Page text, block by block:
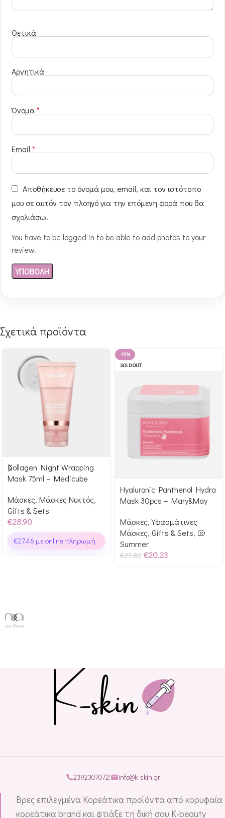
Θετικά
Αρνητικά
Όνομα*
Email *
Αποθήκευσε το όνομά μου, email, και τον ιστότοπο
μου σε αυτόν τον πλοηγό για την επόμενη φορά που θα
σχολιάσω.
You have to be logged in to be able to add photos to your
review.
Σχετικά προϊόντα
Αγόρασε & κέρδισε 289
Glow Points!
Collagen Night Wrapping
Mask 75ml – Medicube
Μάσκες, Μάσκες Νυκτός,
Gifts & Sets
€28.90
€27.46 με online πληρωμή
-15%
SOLD OUT
Αγόρασε & κέρδισε 238
Glow Points!
Hyaluronic Panthenol Hydra
Mask 30pcs – Mary&May
Μάσκες, Υφασμάτινες
Μάσκες, Gifts & Sets, 🐚
Summer
€23.80 €20.23
2392307072| info@k-skin.gr
Βρες επιλεγμένα Κορεάτικα προϊόντα από κορυφαία
κορεάτικα brand και φτιάξε τη δική σου K-beauty